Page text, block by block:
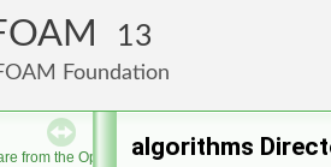
13
Foundation
from the OpenFOAM Foundation
algorithms